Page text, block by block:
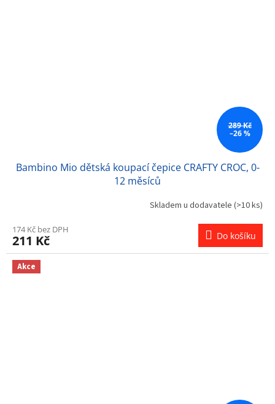
289 Kč
–26 %
Bambino Mio dětská koupací čepice CRAFTY CROC, 0-
12 měsíců
Skladem u dodavatele (>10 ks)
174 Kč bez DPH
211 Kč Do košíku
Akce